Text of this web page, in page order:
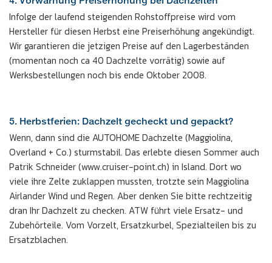
Infolge der laufend steigenden Rohstoffpreise wird vom
Hersteller für diesen Herbst eine Preiserhöhung angekündigt.
Wir garantieren die jetzigen Preise auf den Lagerbeständen
(momentan noch ca 40 Dachzelte vorrätig) sowie auf
Werksbestellungen noch bis ende Oktober 2008.
5. Herbstferien: Dachzelt gecheckt und gepackt?
Wenn, dann sind die AUTOHOME Dachzelte (Maggiolina,
Overland + Co.) sturmstabil. Das erlebte diesen Sommer auch
Patrik Schneider (www.cruiser-point.ch) in Island. Dort wo
viele ihre Zelte zuklappen mussten, trotzte sein Maggiolina
Airlander Wind und Regen. Aber denken Sie bitte rechtzeitig
dran Ihr Dachzelt zu checken. ATW führt viele Ersatz- und
Zubehörteile. Vom Vorzelt, Ersatzkurbel, Spezialteilen bis zu
Ersatzblachen.